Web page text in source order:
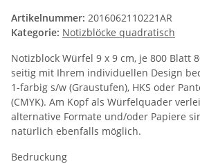
Artikelnummer: 2016062110221AR
Kategorie: Notizblöcke quadratisch
Notizblock Würfel 9 x 9 cm, je 800 Blatt
seitig mit Ihrem individuellen Design
1-farbig s/w (Graustufen), HKS oder
(CMYK). Am Kopf als Würfelquader
alternative Formate und/oder Papiere
natürlich ebenfalls möglich.
Bedruckung